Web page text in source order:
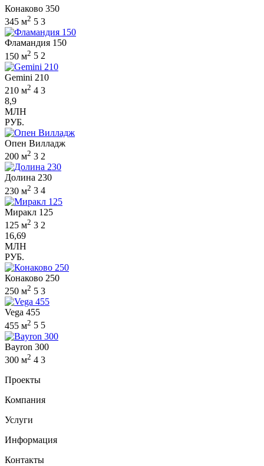
Конаково 350
345 м2 5 3
Фламандия 150
150 м2 5 2
Gemini 210
210 м2 4 3
8,9
МЛН
РУБ.
Опен Вилладж
200 м2 3 2
Долина 230
230 м2 3 4
Миракл 125
125 м2 3 2
16,69
МЛН
РУБ.
Конаково 250
250 м2 5 3
Vega 455
455 м2 5 5
Bayron 300
300 м2 4 3
Проекты
Компания
Услуги
Информация
Контакты